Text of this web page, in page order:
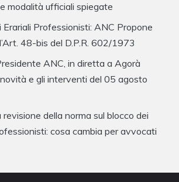
modalità ufficiali spiegate
Erariali Professionisti: ANC Propone
48-bis del D.P.R. 602/1973
ANC, in diretta a Agorà
e gli interventi del 05 agosto
della norma sul blocco dei
cosa cambia per avvocati